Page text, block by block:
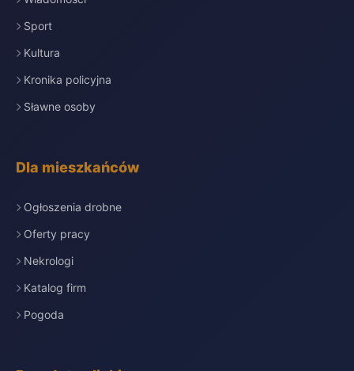
Sport
Kultura
Kronika policyjna
Sławne osoby
Dla mieszkańców
Ogłoszenia drobne
Oferty pracy
Nekrologi
Katalog firm
Pogoda